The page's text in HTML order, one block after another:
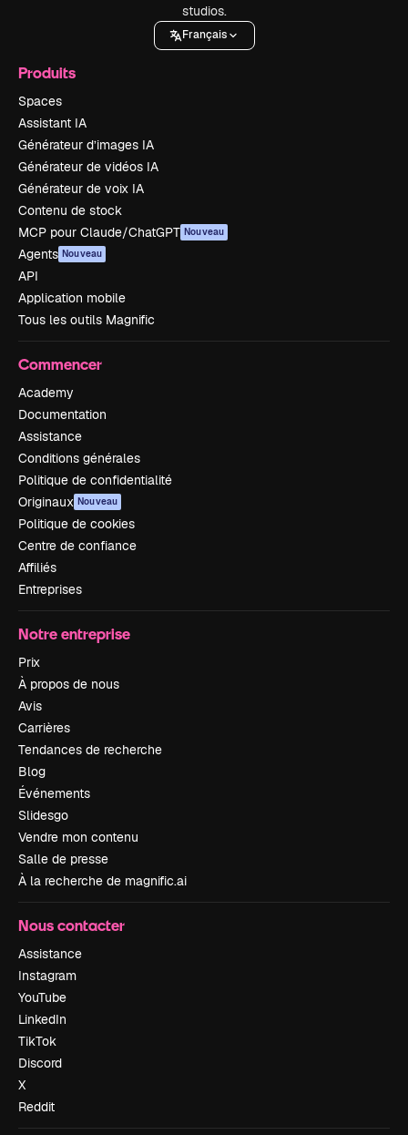
studios.
Français
Produits
Spaces
Assistant IA
Générateur d’images IA
Générateur de vidéos IA
Générateur de voix IA
Contenu de stock
MCP pour Claude/ChatGPT Nouveau
Agents Nouveau
API
Application mobile
Tous les outils Magnific
Commencer
Academy
Documentation
Assistance
Conditions générales
Politique de confidentialité
Originaux Nouveau
Politique de cookies
Centre de confiance
Affiliés
Entreprises
Notre entreprise
Prix
À propos de nous
Avis
Carrières
Tendances de recherche
Blog
Événements
Slidesgo
Vendre mon contenu
Salle de presse
À la recherche de magnific.ai
Nous contacter
Assistance
Instagram
YouTube
LinkedIn
TikTok
Discord
X
Reddit